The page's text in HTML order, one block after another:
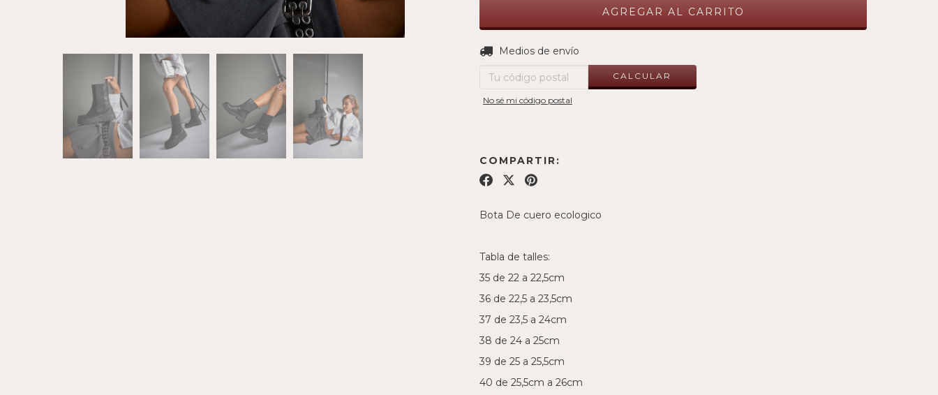
Entregas para el CP:
Medios de envío
CALCULAR
No sé mi código postal
COMPARTIR:
Bota De cuero ecologico
Tabla de talles:
35 de 22 a 22,5cm
36 de 22,5 a 23,5cm
37 de 23,5 a 24cm
38 de 24 a 25cm
39 de 25 a 25,5cm
40 de 25,5cm a 26cm